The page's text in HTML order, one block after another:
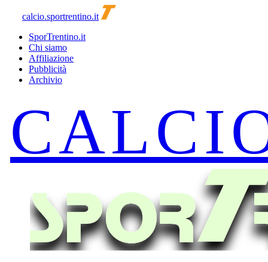
calcio.sportrentino.it
SporTrentino.it
Chi siamo
Affiliazione
Pubblicità
Archivio